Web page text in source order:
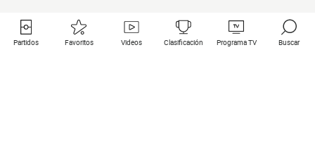
Partidos Favoritos Videos Clasificación Programa TV Buscar